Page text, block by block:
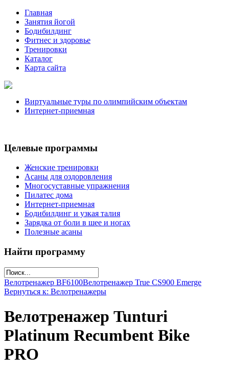
Главная
Занятия йогой
Бодибилдинг
Фитнес и здоровье
Тренировки
Каталог
Карта сайта
Виртуальные туры по олимпийским объектам
Интернет-приемная
Целевые программы
Женские тренировки
Асаны для оздоровления
Многосуставные упражнения
Пилатес дома
Интернет-приемная
Бодибилдинг и узкая талия
Зарядка от боли в шее и ногах
Полезные асаны
Найти программу
Велотренажер ВF6100Велотренажер True CS900 Emerge
Вернуться к: Велотренажеры
Велотренажер Tunturi
Platinum Recumbent Bike
PRO